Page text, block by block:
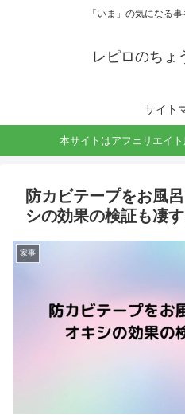
「いま」の気になる
レピロのちょ
サイト
本サイトはアフェリエイト
防カビテープをお風
シの効果の検証も凄す
家事